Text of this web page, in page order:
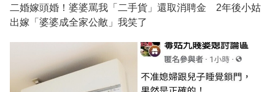
二婚嫁頭婚！婆婆罵我「二手貨」還取消聘金 2年後小姑
出嫁「婆婆成全家公敵」我笑了